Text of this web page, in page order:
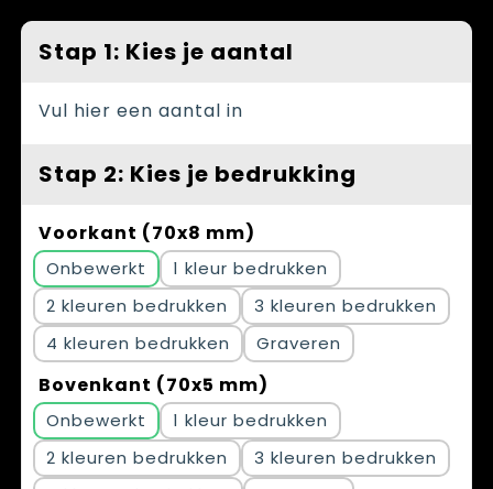
Themapakketten
Veiligheid, Auto en Fiets
Bedrijfskleding
Stap 1: Kies je aantal
Vul hier een aantal in
Stap 2: Kies je bedrukking
Voorkant (70x8 mm)
Onbewerkt
1
2
3
4
Graveren
Bovenkant (70x5 mm)
Onbewerkt
1
2
3